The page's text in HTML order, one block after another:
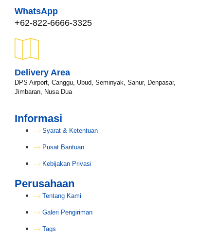
WhatsApp*
Lokasi Pengiriman & Pengembalian
WhatsApp
+62-822-6666-3325
Delivery Area
DPS Airport, Canggu, Ubud, Seminyak, Sanur, Denpasar,
Jimbaran, Nusa Dua
Informasi
Syarat & Ketentuan
Pusat Bantuan
Kebijakan Privasi
Perusahaan
Tentang Kami
Galeri Pengiriman
Tags